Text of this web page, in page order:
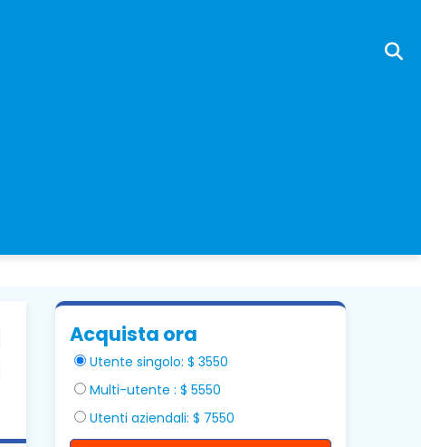
Acquista ora
Utente singolo: $ 3550
Multi-utente : $ 5550
Utenti aziendali: $ 7550